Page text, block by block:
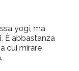
yogi, ma
È abbastanza
cui mirare